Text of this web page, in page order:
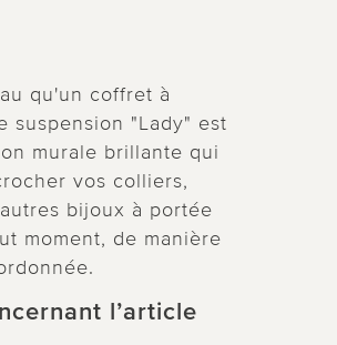
qu'un coffret à
suspension "Lady" est
murale brillante qui
vos colliers,
bijoux à portée
moment, de manière
l’article